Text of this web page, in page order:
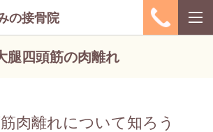
の接骨院
腿四頭筋の肉離れ
肉離れについて知ろう